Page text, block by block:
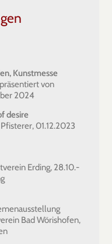
Kunstmesse
von
2024
desire
01.12.2023
Erding, 28.10.-
Bad Wörishofen,